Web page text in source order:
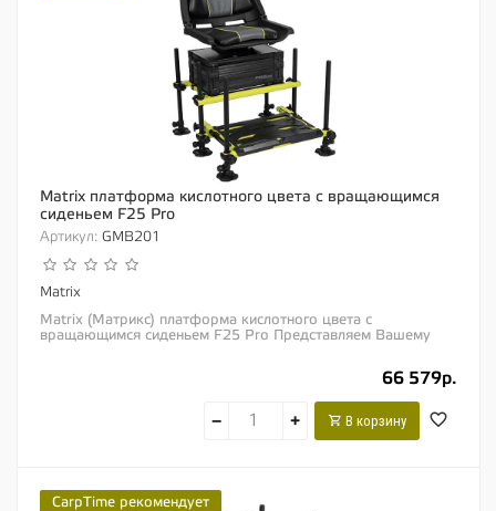
Matrix платформа кислотного цвета с вращающимся
сиденьем F25 Pro
Артикул: GMB201
Matrix
Matrix (Матрикс) платформа кислотного цвета с
вращающимся сиденьем F25 Pro Представляем Вашему
66 579р.
− + В корзину
CarpTime рекомендует